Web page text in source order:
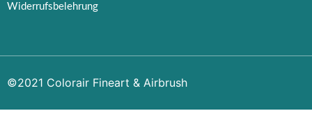
Widerrufsbelehrung
©2021 Colorair Fineart & Airbrush